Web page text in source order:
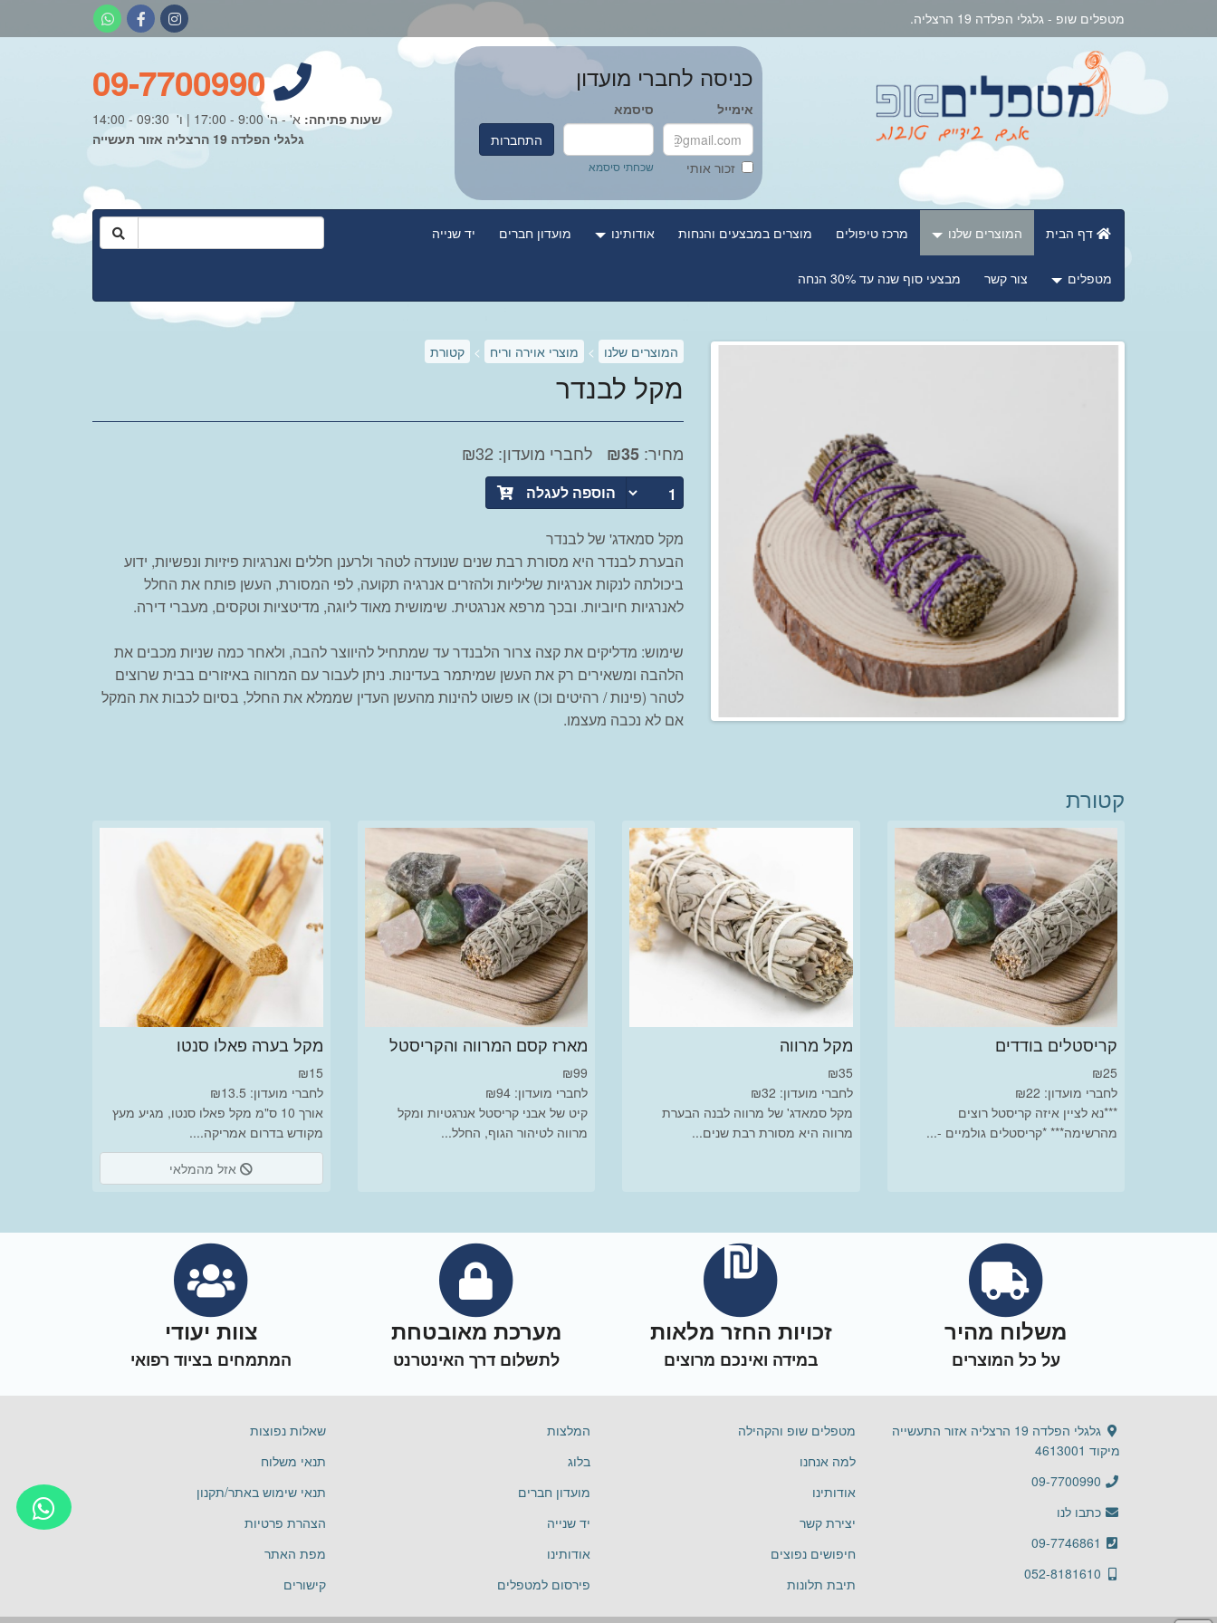
מטפלים שופ - גלגלי הפלדה 19 הרצליה.
כניסה לחברי מועדון
אימייל
זכור אותי
סיסמא
שכחתי סיסמא
התחברות
09-7700990
שעות פתיחה: א' - ה' 9:00 - 17:00 | ו' 09:30 - 14:00
גלגלי הפלדה 19 הרצליה אזור תעשייה
דף הבית המוצרים שלנו מרכז טיפולים מוצרים במבצעים והנחות אודותינו מועדון חברים יד שנייה
מטפלים צור קשר מבצעי סוף שנה עד 30% הנחה
המוצרים שלנו > מוצרי אוירה וריח > קטורת
מקל לבנדר
מחיר: ₪35 לחברי מועדון: ₪32
הוספה לעגלה
מקל סמאדג' של לבנדר
הבערת לבנדר היא מסורת רבת שנים שנועדה לטהר ולרענן חללים ואנרגיות פיזיות ונפשיות, ידוע
ביכולתה לנקות אנרגיות שליליות ולהזרים אנרגיה תקועה, לפי המסורת, העשן פותח את החלל
לאנרגיות חיוביות. ובכך מרפא אנרגטית. שימושית מאוד ליוגה, מדיטציות וטקסים, מעברי דירה.
שימוש: מדליקים את קצה צרור הלבנדר עד שמתחיל להיווצר להבה, ולאחר כמה שניות מכבים את
הלהבה ומשאירים רק את העשן שמיתמר בעדינות. ניתן לעבור עם המרווה באיזורים בבית שרוצים
לטהר (פינות / רהיטים וכו) או פשוט להינות מהעשן העדין שממלא את החלל, בסיום לכבות את המקל
אם לא נכבה מעצמו.
קטורת
קריסטלים בודדים
₪25
לחברי מועדון: ₪22
***נא לציין איזה קריסטל רוצים
מהרשימה*** *קריסטלים גולמיים -...
מקל מרווה
₪35
לחברי מועדון: ₪32
מקל סמאדג' של מרווה לבנה הבערת
מרווה היא מסורת רבת שנים...
מארז קסם המרווה והקריסטל
₪99
לחברי מועדון: ₪94
קיט של אבני קריסטל אנרגטיות ומקל
מרווה לטיהור הגוף, החלל...
מקל בערה פאלו סנטו
₪15
לחברי מועדון: ₪13.5
אורך 10 ס"מ מקל פאלו סנטו, מגיע מעץ
מקודש בדרום אמריקה....
אזל מהמלאי
משלוח מהיר
על כל המוצרים
זכויות החזר מלאות
במידה ואינכם מרוצים
מערכת מאובטחת
לתשלום דרך האינטרנט
צוות יעודי
המתמחים בציוד רפואי
גלגלי הפלדה 19 הרצליה אזור התעשייה
מיקוד 4613001
09-7700990
כתבו לנו
09-7746861
052-8181610
מטפלים שופ והקהילה
למה אנחנו
אודותינו
יצירת קשר
חיפושים נפוצים
תיבת תלונות
המלצות
בלוג
מועדון חברים
יד שנייה
אודותינו
פירסום למטפלים
שאלות נפוצות
תנאי משלוח
תנאי שימוש באתר/תקנון
הצהרת פרטיות
מפת האתר
קישורים